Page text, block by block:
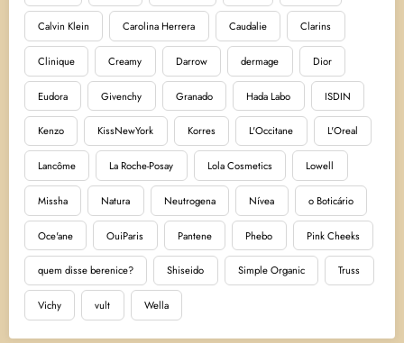
Calvin Klein Carolina Herrera Caudalie Clarins
Clinique Creamy Darrow dermage Dior
Eudora Givenchy Granado Hada Labo ISDIN
Kenzo KissNewYork Korres L'Occitane L'Oreal
Lancôme La Roche-Posay Lola Cosmetics Lowell
Missha Natura Neutrogena Nívea o Boticário
Oce'ane OuiParis Pantene Phebo Pink Cheeks
quem disse berenice? Shiseido Simple Organic Truss
Vichy vult Wella